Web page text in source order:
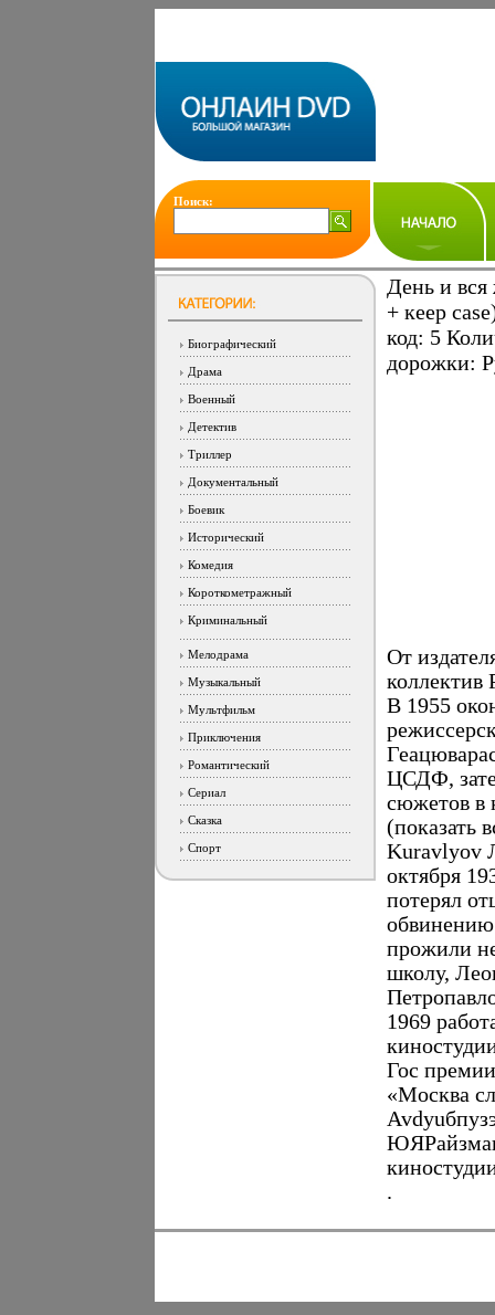
Поиск:
Биографический
Драма
Военный
Детектив
Триллер
Документальный
Боевик
Исторический
Комедия
Короткометражный
Криминальный
Мелодрама
Музыкальный
Мультфильм
Приключения
Романтический
Сериал
Сказка
Спорт
День и
+ кеер
код: 5
дорожки:
От
коллектив
В 1955
ЦСДФ,
сюжетов в
(показать
Kuravlyov
октября
потерял
обвинению
прожили
школу,
1969
Гос
«Москва
.